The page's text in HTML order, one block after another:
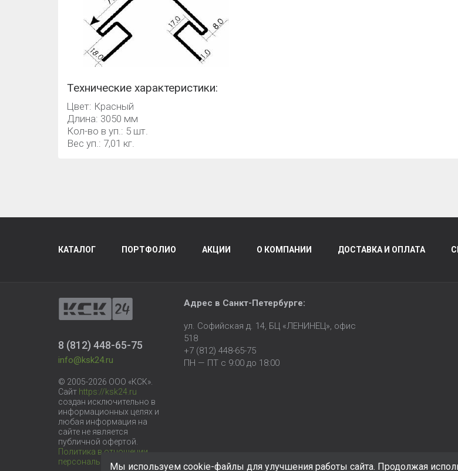
Технические характеристики:
Цвет: Красный
Длина: 3050 мм
Кол-во в уп.: 5 шт.
Вес уп.: 7,01 кг.
КАТАЛОГ ПОРТФОЛИО АКЦИИ О КОМПАНИИ ДОСТАВКА И ОПЛАТА
8 (812) 448-65-75
info@ksk24.ru
© 2005-2026 ООО «КСК».
Сайт https://ksk24.ru
создан исключительно в
информационных целях и
любая информация на
сайте не является
публичной офертой.
Политика в отношении
персональных данных
Адрес в Санкт-Петербурге:
ул. Софийская д. 14, БЦ «ЛЕНИНЕЦ», офис
518
+7 (812) 448-65-75
ПН — ПТ с 9:00 до 18:00
Мы используем cookie-файлы для улучшения работы сайта. Продолжая